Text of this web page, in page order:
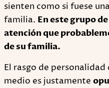
sienten como si fuese
familia. En este grupo
atención que
de su familia.
El rasgo de
medio es justamente